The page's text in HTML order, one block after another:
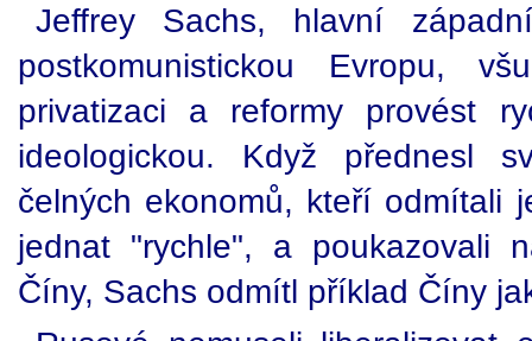
Jeffrey Sachs, hlavní
postkomunistickou Evropu,
privatizaci a reformy provést
ideologickou. Když přednesl
čelných ekonomů, kteří odmítali
jednat "rychle", a poukazovali
Číny, Sachs odmítl příklad Číny